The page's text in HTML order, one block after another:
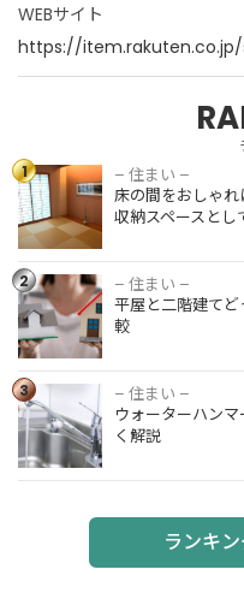
WEBサイト
https://
1
床の間をお
しゃれにア
レンジしよ
う！和モダ
ンな飾り
方・収納ス
ペースとし
て活用する
方法を紹
介！
– 住まい –
床の間をおしゃれ
収納スペースとし
2
平屋と二階
建てどっち
がいい？特
徴・費用を
ポイント別
比較
– 住まい –
平屋と二階建て
較
3
ウォーター
ハンマー現
象の対策
は？原因や
詳しく解説
– 住まい –
ウォーターハン
く解説
ランキ